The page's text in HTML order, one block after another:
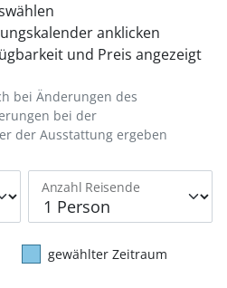
anklicken
und Preis angezeigt
Anzahl Reisende
bei Änderungen des
bei der
der Ausstattung ergeben
gewählter Zeitraum